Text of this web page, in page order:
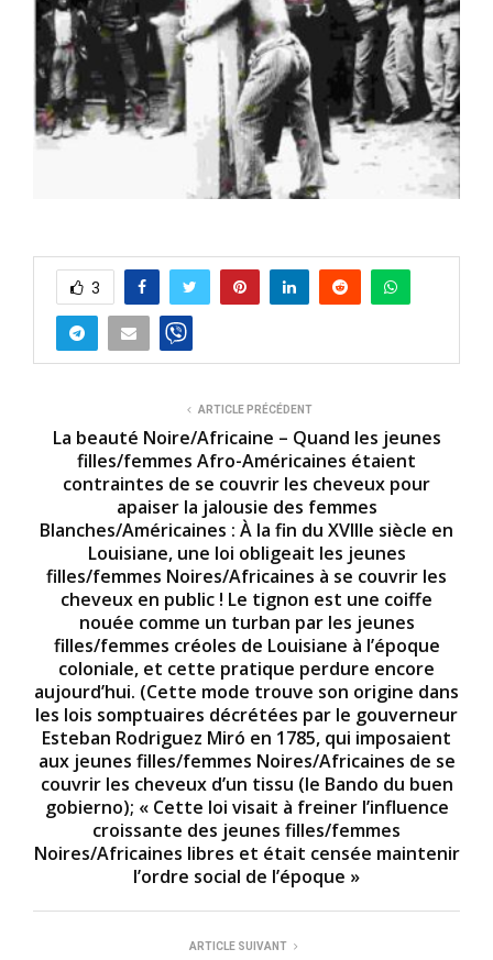
3
ARTICLE PRÉCÉDENT
La beauté Noire/Africaine – Quand les jeunes
filles/femmes Afro-Américaines étaient
contraintes de se couvrir les cheveux pour
apaiser la jalousie des femmes
Blanches/Américaines : À la fin du XVIIIe siècle en
Louisiane, une loi obligeait les jeunes
filles/femmes Noires/Africaines à se couvrir les
cheveux en public ! Le tignon est une coiffe
nouée comme un turban par les jeunes
filles/femmes créoles de Louisiane à l’époque
coloniale, et cette pratique perdure encore
aujourd’hui. (Cette mode trouve son origine dans
les lois somptuaires décrétées par le gouverneur
Esteban Rodriguez Miró en 1785, qui imposaient
aux jeunes filles/femmes Noires/Africaines de se
couvrir les cheveux d’un tissu (le Bando du buen
gobierno); « Cette loi visait à freiner l’influence
croissante des jeunes filles/femmes
Noires/Africaines libres et était censée maintenir
l’ordre social de l’époque »
ARTICLE SUIVANT